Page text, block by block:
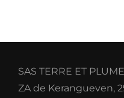
SAS TERRE ET PLUME
ZA de Kerangueven,